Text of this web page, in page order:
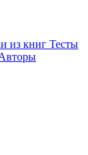
из книг Тесты